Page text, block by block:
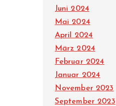
Juni 2024
Mai 2024
April 2024
März 2024
Februar 2024
Januar 2024
November 2023
September 2023